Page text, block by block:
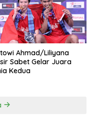
Ahmad/Liliyana
Sabet Gelar Juara
Kedua